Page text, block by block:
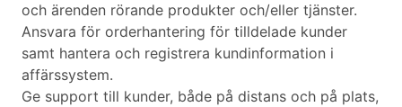
och ärenden rörande produkter och/eller tjänster.
Ansvara för orderhantering för tilldelade kunder
samt hantera och registrera kundinformation i
affärssystem.
Ge support till kunder, både på distans och på plats,